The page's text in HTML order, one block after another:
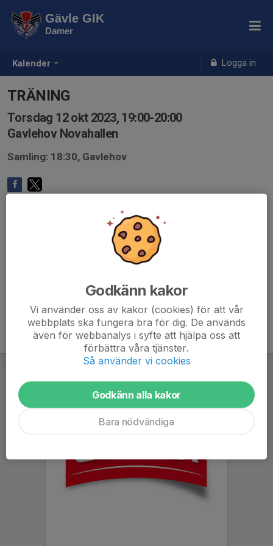
Kalender Logga in
Gävle GIK
Damer
TRÄNING
Torsdag 12 okt 2023, 19:00-20:00
Gavlehov Novahallen
Samling: 18:30, Gavlehov
Godkänn kakor
Vi använder oss av kakor (cookies) för att vår
webbplats ska fungera bra för dig. De används
även för webbanalys i syfte att hjälpa oss att
förbättra våra tjänster.
Så använder vi cookies
Godkänn alla kakor
Bara nödvändiga